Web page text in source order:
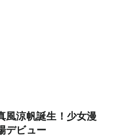
風涼帆誕生！少女漫
デビュー